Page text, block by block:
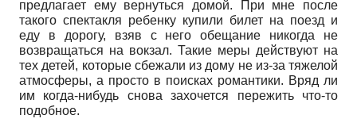
предлагает ему вернуться домой. При мне после
такого спектакля ребенку купили билет на поезд и
еду в дорогу, взяв с него обещание никогда не
возвращаться на вокзал. Такие меры действуют на
тех детей, которые сбежали из дому не из-за тяжелой
атмосферы, а просто в поисках романтики. Вряд ли
им когда-нибудь снова захочется пережить что-то
подобное.